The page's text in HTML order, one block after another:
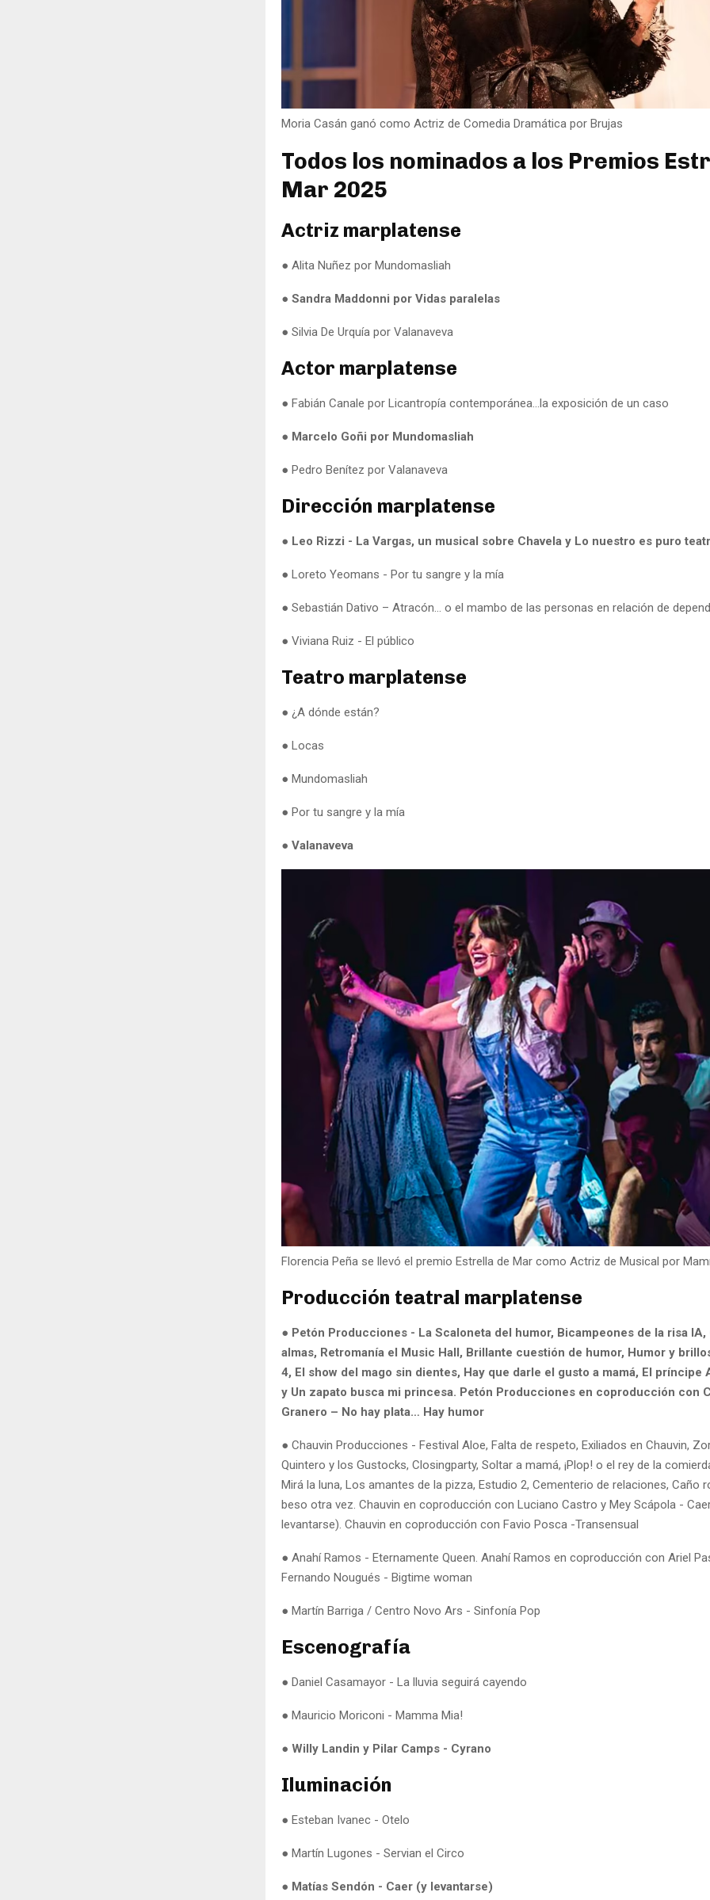
Moria Casán ganó como Actriz de Comedia Dramática por Brujas
Todos los nominados a los Premios
Mar 2025
Actriz marplatense
● Alita Nuñez por Mundomasliah
● Sandra Maddonni por Vidas paralelas
● Silvia De Urquía por Valanaveva
Actor marplatense
● Fabián Canale por Licantropía contemporánea...la exposición de un caso
● Marcelo Goñi por Mundomasliah
● Pedro Benítez por Valanaveva
Dirección marplatense
● Leo Rizzi - La Vargas, un musical sobre Chavela y Lo nuestro es puro
● Loreto Yeomans - Por tu sangre y la mía
● Sebastián Dativo – Atracón… o el mambo de las personas en relación de
● Viviana Ruiz - El público
Teatro marplatense
● ¿A dónde están?
● Locas
● Mundomasliah
● Por tu sangre y la mía
● Valanaveva
Florencia Peña se llevó el premio Estrella de Mar como Actriz de Musical por
Producción teatral marplatense
● Petón Producciones - La Scaloneta del humor, Bicampeones de la risa IA,
almas, Retromanía el Music Hall, Brillante cuestión de humor, Humor y
4, El show del mago sin dientes, Hay que darle el gusto a mamá, El príncipe
y Un zapato busca mi princesa. Petón Producciones en coproducción con
Granero – No hay plata… Hay humor
● Chauvin Producciones - Festival Aloe, Falta de respeto, Exiliados en Chauvin,
Quintero y los Gustocks, Closingparty, Soltar a mamá, ¡Plop! o el rey de la
Mirá la luna, Los amantes de la pizza, Estudio 2, Cementerio de relaciones, Caño
beso otra vez. Chauvin en coproducción con Luciano Castro y Mey Scápola -
levantarse). Chauvin en coproducción con Favio Posca -Transensual
● Anahí Ramos - Eternamente Queen. Anahí Ramos en coproducción con Ariel
Fernando Nougués - Bigtime woman
● Martín Barriga / Centro Novo Ars - Sinfonía Pop
Escenografía
● Daniel Casamayor - La lluvia seguirá cayendo
● Mauricio Moriconi - Mamma Mia!
● Willy Landin y Pilar Camps - Cyrano
Iluminación
● Esteban Ivanec - Otelo
● Martín Lugones - Servian el Circo
● Matías Sendón - Caer (y levantarse)